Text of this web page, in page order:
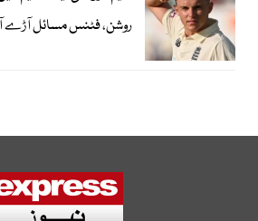
روشن، فٹنس مسائل آڑے